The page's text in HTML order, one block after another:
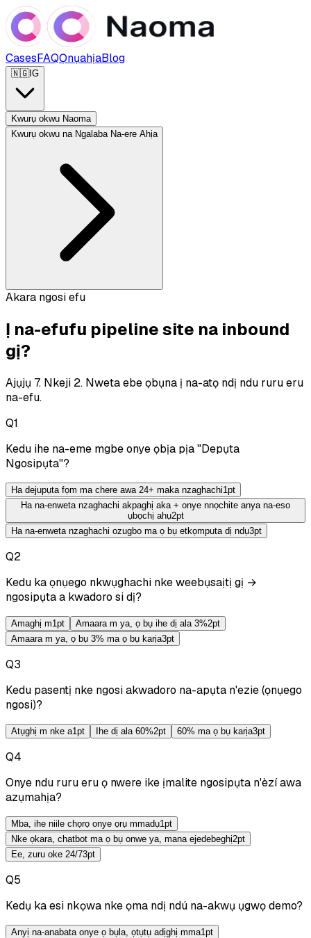
CasesFAQỌnụahịaBlog
🇳🇬IG
Kwurụ okwu Naoma
Kwurụ okwu na Ngalaba Na-ere Ahịa
Akara ngosi efu
Ị na-efufu pipeline site na inbound
gị?
Ajụjụ 7. Nkeji 2. Nweta ebe ọbụna ị na-atọ ndị ndu ruru eru
na-efu.
Q1
Kedu ihe na-eme mgbe onye ọbịa pịa "Depụta
Ngosipụta"?
Ha dejupụta fọm ma chere awa 24+ maka nzaghachi1 pt
Ha na-enweta nzaghachi akpaghị aka + onye nnọchite anya na-eso
ụbọchị ahụ2pt
Ha na-enweta nzaghachi ozugbo ma ọ bụ etkọmputa dị ndụ3pt
Q2
Kedu ka ọnụego nkwụghachi nke weebụsaịtị gị →
ngosipụta a kwadoro si dị?
Amaghị m1 pt Amaara m ya, ọ bụ ihe dị ala 3%2pt
Amaara m ya, ọ bụ 3% ma ọ bụ karịa3pt
Q3
Kedu pasentị nke ngosi akwadoro na-apụta n'ezie (ọnụego
ngosi)?
Atụghị m nke a1 pt Ihe dị ala 60%2pt 60% ma ọ bụ karịa3pt
Q4
Onye ndu ruru eru ọ nwere ike ịmalite ngosipụta n'èzí awa
azụmahịa?
Mba, ihe niile chọrọ onye ọrụ mmadụ1 pt
Nke ọkara, chatbot ma ọ bụ onwe ya, mana ejedebeghị2pt
Ee, zuru oke 24/73pt
Q5
Kedụ ka esi nkọwa nke ọma ndị ndú na-akwụ ụgwọ demo?
Anyị na-anabata onye ọ bụla, ọtụtụ adịghị mma1 pt